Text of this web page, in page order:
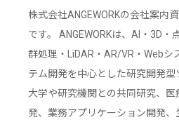
株式会社ANGEWORKの会社案内
です。 ANGEWORKは、AI・3D・
群処理・LiDAR・AR/VR・Webシ
テム開発を中心とした研究開発型
大学や研究機関との共同研究、医
発、業務アプリケーション開発